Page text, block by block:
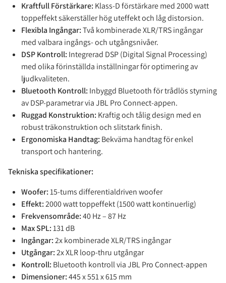
Kraftfull Förstärkare: Klass-D förstärkare med 2000 watt
toppeffekt säkerställer hög uteffekt och låg distorsion.
Flexibla Ingångar:Två kombinerade XLR/TRS ingångar
med valbara ingångs- och utgångsnivåer.
DSP Kontroll: Integrerad DSP (Digital Signal Processing)
med olika förinställda inställningar för optimering av
ljudkvaliteten.
Bluetooth Kontroll: Inbyggd Bluetooth för trådlös styrning
av DSP-parametrar via JBL Pro Connect-appen.
Ruggad Konstruktion: Kraftig och tålig design med en
robust träkonstruktion och slitstark finish.
Ergonomiska Handtag: Bekväma handtag för enkel
transport och hantering.
Tekniska specifikationer:
Woofer:15-tums differentialdriven woofer
Effekt:2000 watt toppeffekt (1500 watt kontinuerlig)
Frekvensområde:40 Hz – 87 Hz
Max SPL:131 dB
Ingångar:2x kombinerade XLR/TRS ingångar
Utgångar:2x XLR loop-thru utgångar
Kontroll: Bluetooth kontroll via JBL Pro Connect-appen
Dimensioner:445 x 551 x 615 mm